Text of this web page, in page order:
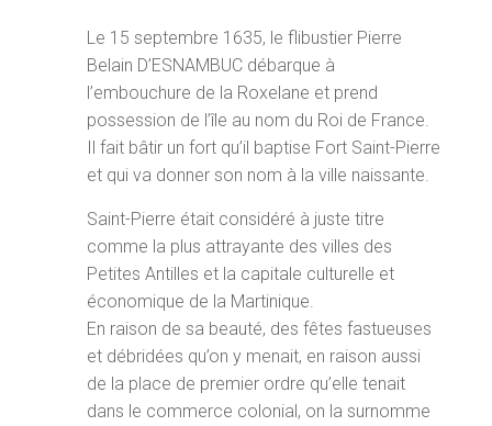
Le 15 septembre 1635, le flibustier Pierre
Belain D’ESNAMBUC débarque à
l’embouchure de la Roxelane et prend
possession de l’île au nom du Roi de France.
Il fait bâtir un fort qu’il baptise Fort Saint-Pierre
et qui va donner son nom à la ville naissante.
Saint-Pierre était considéré à juste titre
comme la plus attrayante des villes des
Petites Antilles et la capitale culturelle et
économique de la Martinique.
En raison de sa beauté, des fêtes fastueuses
et débridées qu’on y menait, en raison aussi
de la place de premier ordre qu’elle tenait
dans le commerce colonial, on la surnomme